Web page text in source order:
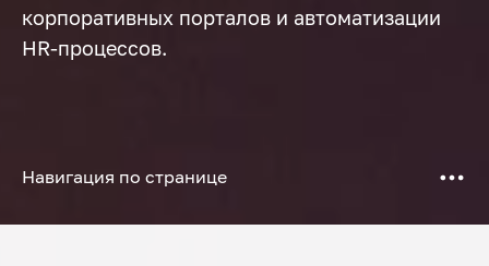
корпоративных порталов и автоматизации
HR-процессов.
Навигация по странице